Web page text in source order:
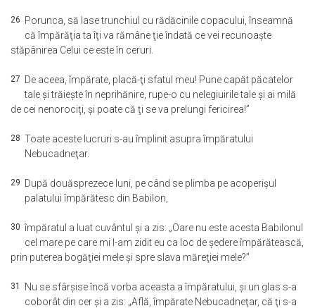
26 Porunca, să lase trunchiul cu rădăcinile copacului, înseamnă
că împărăţia ta îţi va rămâne ţie îndată ce vei recunoaşte
stăpânirea Celui ce este în ceruri.
27 De aceea, împărate, placă-ţi sfatul meu! Pune capăt păcatelor
tale şi trăieşte în neprihănire, rupe-o cu nelegiuirile tale şi ai milă
de cei nenorociţi, şi poate că ţi se va prelungi fericirea!”
28 Toate aceste lucruri s-au împlinit asupra împăratului
Nebucadneţar.
29 După douăsprezece luni, pe când se plimba pe acoperişul
palatului împărătesc din Babilon,
30 împăratul a luat cuvântul şi a zis: „Oare nu este acesta Babilonul
cel mare pe care mi l-am zidit eu ca loc de şedere împărătească,
prin puterea bogăţiei mele şi spre slava măreţiei mele?”
31
Nu se sfârşise încă vorba aceasta a împăratului, şi un glas s-a
coborât din cer şi a zis: „Află, împărate Nebucadneţar, că ţi s-a